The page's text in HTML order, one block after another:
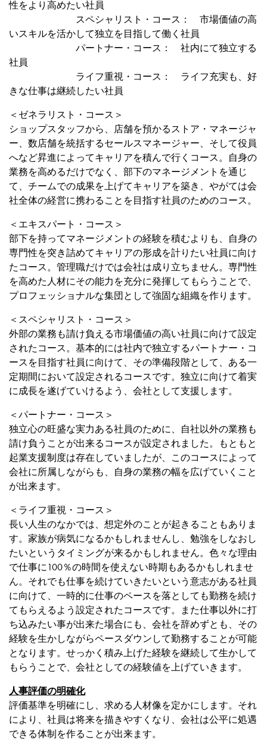
性をより高めたい社員
スペシャリスト・コース： 市場価値の高
いスキルを活かして独立を目指して働く社員
パートナー・コース： 社内にて独立する
社員
ライフ重視・コース： ライフ充実も、好
きな仕事は継続したい社員
＜ゼネラリスト・コース＞
ショップスタッフから、店舗を預かるストア・マネージャ
ー、数店舗を統括するセールスマネージャー、そして役員
へなど昇進によってキャリアを積んで行くコース。自身の
業務を高めるだけでなく、部下のマネージメントを通じ
て、チームでの成果を上げてキャリアを築き、やがては会
社全体の経営に携わることを目指す社員のためのコース。
＜エキスパート・コース＞
部下を持ってマネージメントの経験を積むよりも、自身の
専門性を突き詰めてキャリアの形成を計りたい社員に向け
たコース。管理職だけでは会社は成り立ちません。専門性
を高めた人材にその能力を充分に発揮してもらうことで、
プロフェッショナルな集団として強固な組織を作ります。
＜スペシャリスト・コース＞
外部の業務も請け負える市場価値の高い社員に向けて設定
されたコース。基本的には社内で独立するパートナー・コ
ースを目指す社員に向けて、その準備段階として、ある一
定期間において設定されるコースです。独立に向けて着実
に成長を遂げていけるよう、会社として支援します。
＜パートナー・コース＞
独立心の旺盛な実力ある社員のために、自社以外の業務も
請け負うことが出来るコースが設定されました。もともと
起業支援制度は存在していましたが、このコースによって
会社に所属しながらも、自身の業務の幅を広げていくこと
が出来ます。
＜ライフ重視・コース＞
長い人生のなかでは、想定外のことが起きることもありま
す。家族が病気になるかもしれませんし、勉強をしなおし
たいというタイミングが来るかもしれません。色々な理由
で仕事に100％の時間を使えない時期もあるかもしれませ
ん。それでも仕事を続けていきたいという意志がある社員
に向けて、一時的に仕事のペースを落としても勤務を続け
てもらえるよう設定されたコースです。また仕事以外に打
ち込みたい事が出来た場合にも、会社を辞めずとも、その
経験を生かしながらペースダウンして勤務することが可能
となります。せっかく積み上げた経験を継続して生かして
もらうことで、会社としての経験値を上げていきます。
人事評価の明確化
評価基準を明確にし、求める人材像を定かにします。それ
により、社員は将来を描きやすくなり、会社は公平に処遇
できる体制を作ることが出来ます。